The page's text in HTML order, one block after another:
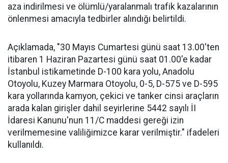
aza indirilmesi ve ölümlü/yaralanmalı trafik kazalarının
önlenmesi amacıyla tedbirler alındığı belirtildi.
Açıklamada, "30 Mayıs Cumartesi günü saat 13.00'ten
itibaren 1 Haziran Pazartesi günü saat 01.00'e kadar
İstanbul istikametinde D-100 kara yolu, Anadolu
Otoyolu, Kuzey Marmara Otoyolu, 0-5, D-575 ve D-595
kara yollarında kamyon, çekici ve tanker cinsi araçların
arada kalan girişler dahil seyirlerine 5442 sayılı İI
İdaresi Kanunu'nun 11/C maddesi gereği izin
verilmemesine valiliğimizce karar verilmiştir." ifadeleri
kullanıldı.